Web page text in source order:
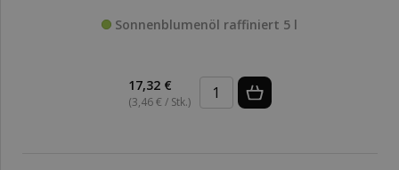
Sonnenblumenöl raffiniert 5 l
17,32 €
(3,46 € / Stk.)